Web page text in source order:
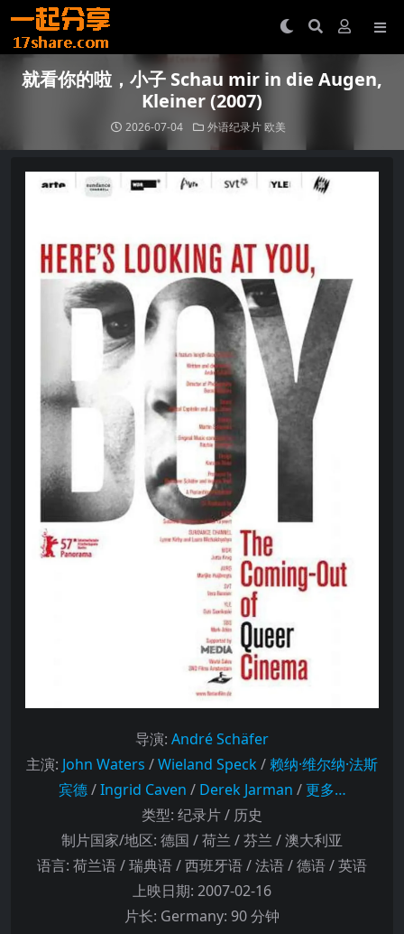
就看你的啦，小子 Schau mir in die Augen,
Kleiner (2007)
2026-07-04 外语纪录片欧美
导演: André Schäfer
主演: John Waters /Wieland Speck/赖纳·维尔纳·法斯
宾德/Ingrid Caven / Derek Jarman /更多…
类型: 纪录片 / 历史
制片国家/地区: 德国 / 荷兰 / 芬兰 / 澳大利亚
语言: 荷兰语 / 瑞典语 / 西班牙语 / 法语 / 德语 / 英语
上映日期: 2007-02-16
片长: Germany: 90 分钟